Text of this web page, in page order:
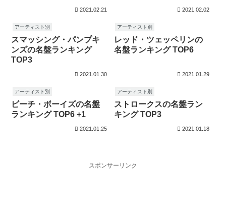
2021.02.21 2021.02.02
アーティスト別
スマッシング・パンプキ
ンズの名盤ランキング
TOP3
2021.01.30
アーティスト別
レッド・ツェッペリンの
名盤ランキング TOP6
2021.01.29
アーティスト別
ビーチ・ボーイズの名盤
ランキング TOP6 +1
2021.01.25
アーティスト別
ストロークスの名盤ラン
キング TOP3
2021.01.18
スポンサーリンク